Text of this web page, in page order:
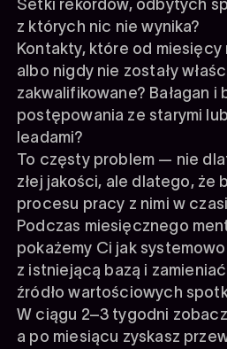
Setki rekordów, odbytych
z których nic nie wynika?
Kontakty, które od miesięcy
albo nigdy nie zostały
zakwalifikowane? Bałagan i
postępowania ze starymi
leadami?
To częsty problem — nie
złej jakości, ale dlatego, że
procesu pracy z nimi w
Podczas miesięcznego
pokażemy Ci jak
z istniejącą bazą i
źródło wartościowych
W ciągu 2–3 tygodni
a po miesiącu zyskasz